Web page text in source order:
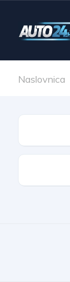
Naslovnica